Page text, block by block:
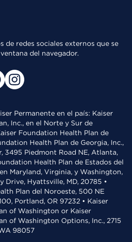
de redes sociales externos que se
del navegador.
Permanente en el país: Kaiser
Inc., en el Norte y Sur de
Foundation Health Plan de
Health Plan de Georgia, Inc.,
3495 Piedmont Road NE, Atlanta,
Health Plan de Estados del
Maryland, Virginia, y Washington,
Drive, Hyattsville, MD, 20785 •
Plan del Noroeste, 500 NE
Portland, OR 97232 • Kaiser
of Washington or Kaiser
of Washington Options, Inc., 2715
98057